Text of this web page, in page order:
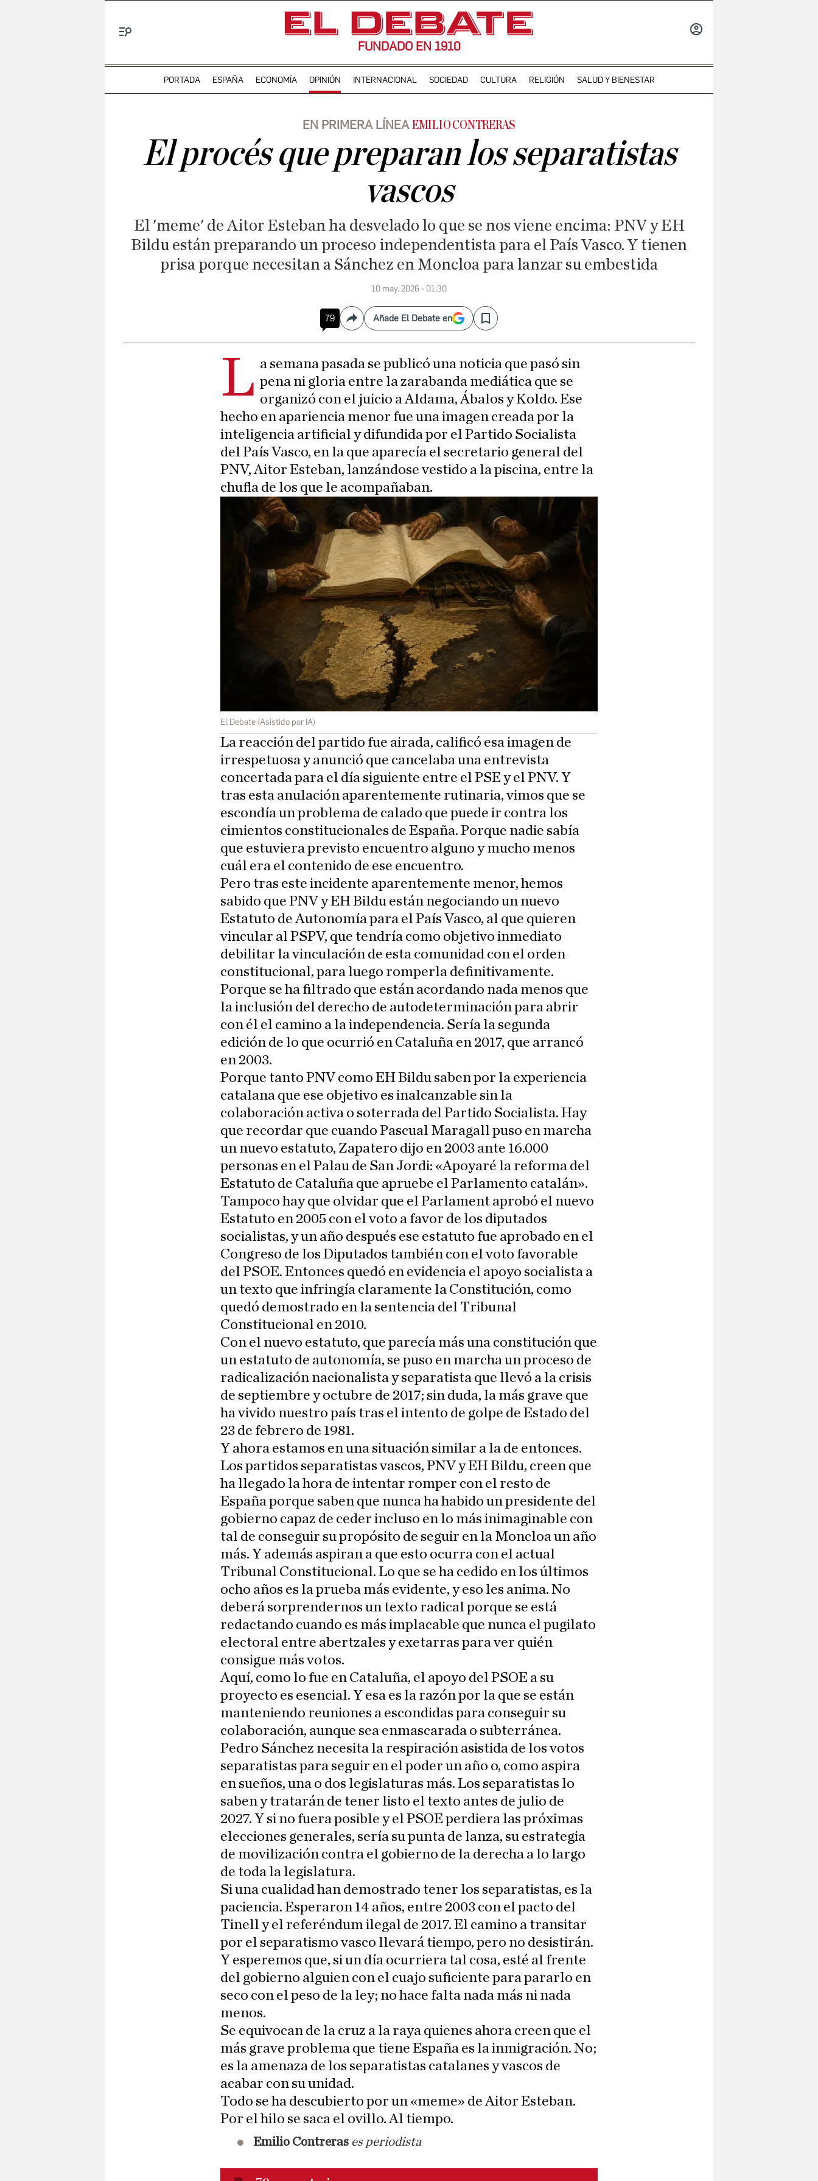
FUNDADO EN 1910
PORTADA ESPAÑA ECONOMÍA OPINIÓN INTERNACIONAL SOCIEDAD CULTURA RELIGIÓN SALUD Y BIENESTAR
EN PRIMERA LÍNEA EMILIO CONTRERAS
El procés que preparan los separatistas
vascos
El 'meme' de Aitor Esteban ha desvelado lo que se nos viene encima: PNV y EH
Bildu están preparando un proceso independentista para el País Vasco. Y tienen
prisa porque necesitan a Sánchez en Moncloa para lanzar su embestida
10 may. 2026 - 01:30
79 CompartirAñade El Debate en Save
L a semana pasada se publicó una noticia que pasó sin
pena ni gloria entre la zarabanda mediática que se
organizó con el juicio a Aldama, Ábalos y Koldo. Ese
hecho en apariencia menor fue una imagen creada por la
inteligencia artificial y difundida por el Partido Socialista
del País Vasco, en la que aparecía el secretario general del
PNV, Aitor Esteban, lanzándose vestido a la piscina, entre la
chufla de los que le acompañaban.
El Debate (Asistido por IA)
La reacción del partido fue airada, calificó esa imagen de
irrespetuosa y anunció que cancelaba una entrevista
concertada para el día siguiente entre el PSE y el PNV. Y
tras esta anulación aparentemente rutinaria, vimos que se
escondía un problema de calado que puede ir contra los
cimientos constitucionales de España. Porque nadie sabía
que estuviera previsto encuentro alguno y mucho menos
cuál era el contenido de ese encuentro.
Pero tras este incidente aparentemente menor, hemos
sabido que PNV y EH Bildu están negociando un nuevo
Estatuto de Autonomía para el País Vasco, al que quieren
vincular al PSPV, que tendría como objetivo inmediato
debilitar la vinculación de esta comunidad con el orden
constitucional, para luego romperla definitivamente.
Porque se ha filtrado que están acordando nada menos que
la inclusión del derecho de autodeterminación para abrir
con él el camino a la independencia. Sería la segunda
edición de lo que ocurrió en Cataluña en 2017, que arrancó
en 2003.
Porque tanto PNV como EH Bildu saben por la experiencia
catalana que ese objetivo es inalcanzable sin la
colaboración activa o soterrada del Partido Socialista. Hay
que recordar que cuando Pascual Maragall puso en marcha
un nuevo estatuto, Zapatero dijo en 2003 ante 16.000
personas en el Palau de San Jordi: «Apoyaré la reforma del
Estatuto de Cataluña que apruebe el Parlamento catalán».
Tampoco hay que olvidar que el Parlament aprobó el nuevo
Estatuto en 2005 con el voto a favor de los diputados
socialistas, y un año después ese estatuto fue aprobado en el
Congreso de los Diputados también con el voto favorable
del PSOE. Entonces quedó en evidencia el apoyo socialista a
un texto que infringía claramente la Constitución, como
quedó demostrado en la sentencia del Tribunal
Constitucional en 2010.
Con el nuevo estatuto, que parecía más una constitución que
un estatuto de autonomía, se puso en marcha un proceso de
radicalización nacionalista y separatista que llevó a la crisis
de septiembre y octubre de 2017; sin duda, la más grave que
ha vivido nuestro país tras el intento de golpe de Estado del
23 de febrero de 1981.
Y ahora estamos en una situación similar a la de entonces.
Los partidos separatistas vascos, PNV y EH Bildu, creen que
ha llegado la hora de intentar romper con el resto de
España porque saben que nunca ha habido un presidente del
gobierno capaz de ceder incluso en lo más inimaginable con
tal de conseguir su propósito de seguir en la Moncloa un año
más. Y además aspiran a que esto ocurra con el actual
Tribunal Constitucional. Lo que se ha cedido en los últimos
ocho años es la prueba más evidente, y eso les anima. No
deberá sorprendernos un texto radical porque se está
redactando cuando es más implacable que nunca el pugilato
electoral entre abertzales y exetarras para ver quién
consigue más votos.
Aquí, como lo fue en Cataluña, el apoyo del PSOE a su
proyecto es esencial. Y esa es la razón por la que se están
manteniendo reuniones a escondidas para conseguir su
colaboración, aunque sea enmascarada o subterránea.
Pedro Sánchez necesita la respiración asistida de los votos
separatistas para seguir en el poder un año o, como aspira
en sueños, una o dos legislaturas más. Los separatistas lo
saben y tratarán de tener listo el texto antes de julio de
2027. Y si no fuera posible y el PSOE perdiera las próximas
elecciones generales, sería su punta de lanza, su estrategia
de movilización contra el gobierno de la derecha a lo largo
de toda la legislatura.
Si una cualidad han demostrado tener los separatistas, es la
paciencia. Esperaron 14 años, entre 2003 con el pacto del
Tinell y el referéndum ilegal de 2017. El camino a transitar
por el separatismo vasco llevará tiempo, pero no desistirán.
Y esperemos que, si un día ocurriera tal cosa, esté al frente
del gobierno alguien con el cuajo suficiente para pararlo en
seco con el peso de la ley; no hace falta nada más ni nada
menos.
Se equivocan de la cruz a la raya quienes ahora creen que el
más grave problema que tiene España es la inmigración. No;
es la amenaza de los separatistas catalanes y vascos de
acabar con su unidad.
Todo se ha descubierto por un «meme» de Aitor Esteban.
Por el hilo se saca el ovillo. Al tiempo.
Emilio Contreras es periodista